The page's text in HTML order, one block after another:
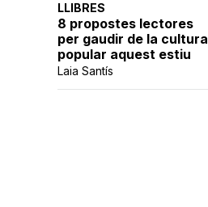
LLIBRES
8 propostes lectores
per gaudir de la cultura
popular aquest estiu
Laia Santís